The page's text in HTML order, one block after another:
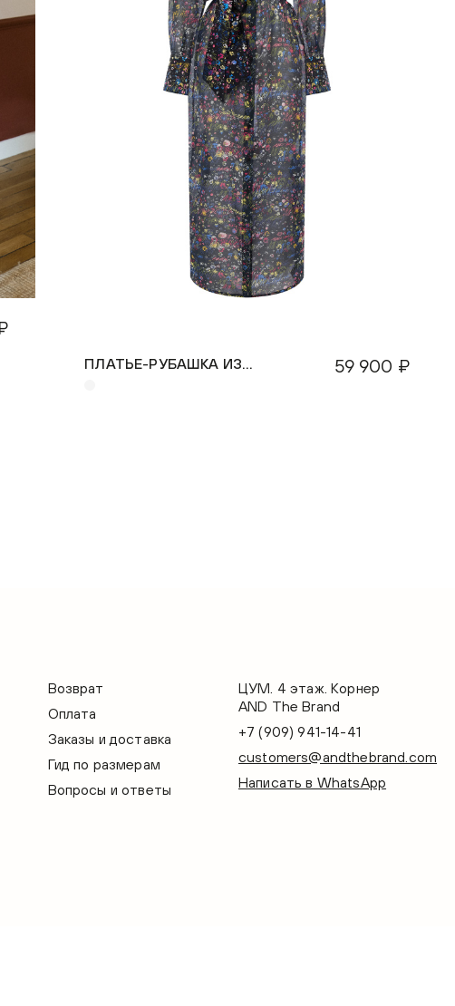
ПЛАТЬЕ-РУБАШКА ИЗ
59 900 ₽
Возврат
Оплата
Заказы и доставка
Гид по размерам
Вопросы и ответы
ЦУМ. 4 этаж. Корнер
AND The Brand
+7 (909) 941-14-41
customers@andthebrand.com
Написать в WhatsApp